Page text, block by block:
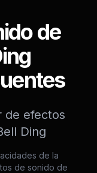
de
de efectos
Ding
de la
de sonido de